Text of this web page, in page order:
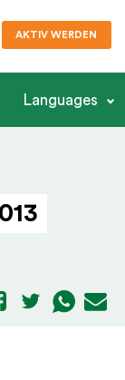
AKTIV WERDEN
Languages